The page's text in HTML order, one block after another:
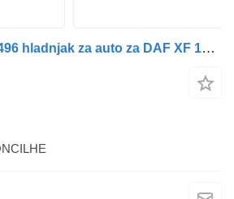
DAF 1794024,8242496 hladnjak za auto za DAF XF 105 | 05 tegljača